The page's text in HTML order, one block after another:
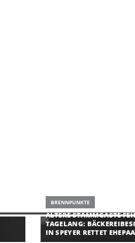
BRENNPUNKTE
ÄLTERE STAMMGÄSTE
TAGELANG:
IN SPEYER RETTET